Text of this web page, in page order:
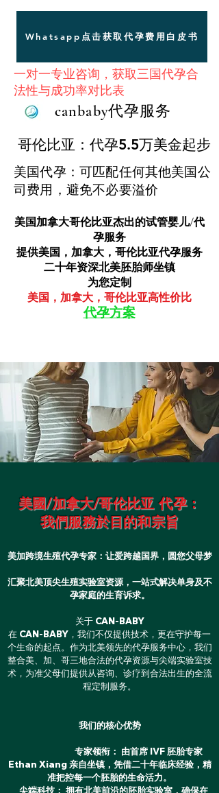
canbaby代孕服务
美国加拿大哥伦比亚杰出的试管婴儿/代
孕服务
​提供美国，加拿大，哥伦比亚代孕服务
二十年资深北美胚胎师坐镇
为您定制
美国，加拿大，哥伦比亚高性价比
代孕方案
一对一专业咨询，获取三国代孕合
法性与成功率对比表
Whatsapp点击获取代孕费用白皮书
哥伦比亚：代孕5.5万美金起步
哥伦比亚：代孕5.5万美金起步
美国代孕：可匹配任何其他美国公
司费用，避免不必要溢价
美國/加拿大/哥伦比亚 代孕：
我們服務於目的和宗旨
美加跨境生殖代孕专家：让爱跨越国界，圆您父母梦
汇聚北美顶尖生殖实验室资源，一站式解决单身及不
孕家庭的生育诉求。
关于 CAN-BABY
在 CAN-BABY，我们不仅提供技术，更在守护每一
个生命的起点。作为北美领先的代孕服务中心，我们
整合美、加、哥三地合法的代孕资源与尖端实验室技
术，为准父母们提供从咨询、诊疗到合法出生的全流
程定制服务。
我们的核心优势
专家领衔： 由首席 IVF 胚胎专家
Ethan Xiang 亲自坐镇，凭借二十年临床经验，精
准把控每一个胚胎的生命活力。
尖端科技： 拥有北美前沿的胚胎实验室，确保在